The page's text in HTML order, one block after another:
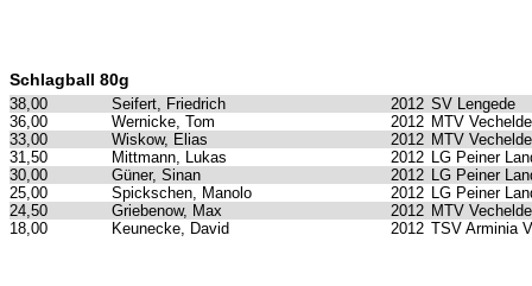
Schlagball 80g
38,00 Seifert, Friedrich 2012 SV Lengede
36,00
Wernicke, Tom 2012 MTV Vechelde
33,00
Wiskow, Elias 2012 MTV Vechelde
31,50
Mittmann, Lukas 2012 LG Peiner
30,00
Güner, Sinan 2012 LG Peiner
25,00
Spickschen, Manolo 2012 LG Peiner
24,50
Griebenow, Max 2012 MTV Vechelde
18,00
Keunecke, David 2012 TSV Arminia